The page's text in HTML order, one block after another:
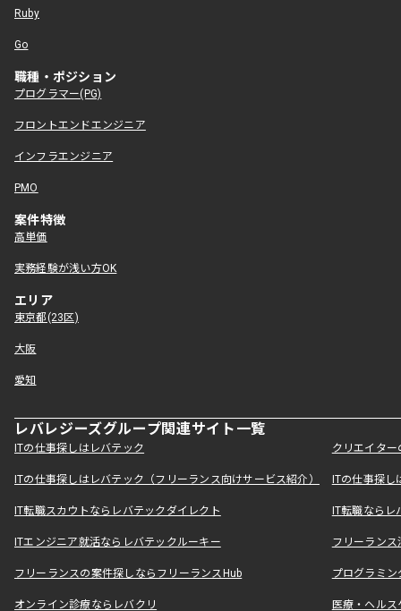
Ruby
Go
職種・ポジション
プログラマー(PG)
フロントエンドエンジニア
インフラエンジニア
PMO
案件特徴
高単価
実務経験が浅い方OK
エリア
東京都(23区)
大阪
愛知
レバレジーズグループ関連サイト一覧
ITの仕事探しはレバテック クリエイタ
ITの仕事探しはレバテック（フリーランス向けサービス紹介） ITの仕事探
IT転職スカウトならレバテックダイレクト IT転職なら
ITエンジニア就活ならレバテックルーキー フリーラン
フリーランスの案件探しならフリーランスHub プログラミ
オンライン診療ならレバクリ 医療・ヘル